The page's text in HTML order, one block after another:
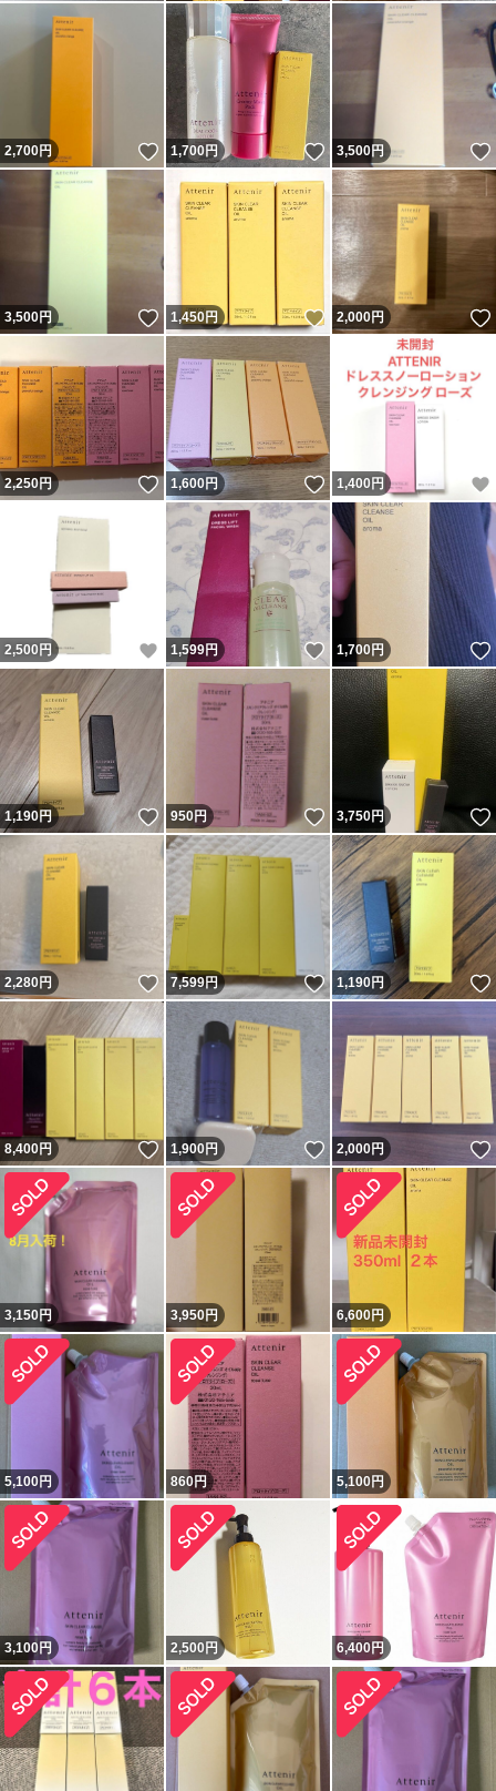
2,700円 いいね！
1,700円 いいね！
3,500円
3,500円 いいね！
1,450円 いいね！
2,000円
2,250円 いいね！
1,600円 いいね！
1,400 円
2,500 円 いいね！
1,599円 いいね！
1,700円
1,190円 いいね！
950円 いいね！
3,750円
2,280円 いいね！
7,599円 いいね！
1,190円
8,400円 いいね！
1,900円 いいね！
2,000円
3,150円 3,950円 6,600円
5,100円 860円 5,100円
3,100円 2,500 円 6,400円